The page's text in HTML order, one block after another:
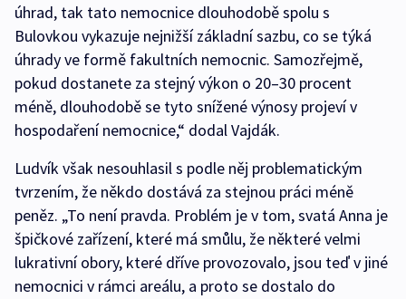
úhrad, tak tato nemocnice dlouhodobě spolu s
Bulovkou vykazuje nejnižší základní sazbu, co se týká
úhrady ve formě fakultních nemocnic. Samozřejmě,
pokud dostanete za stejný výkon o 20–⁠30 procent
méně, dlouhodobě se tyto snížené výnosy projeví v
hospodaření nemocnice,“ dodal Vajdák.
Ludvík však nesouhlasil s podle něj problematickým
tvrzením, že někdo dostává za stejnou práci méně
peněz. „To není pravda. Problém je v tom, svatá Anna je
špičkové zařízení, které má smůlu, že některé velmi
lukrativní obory, které dříve provozovalo, jsou teď v jiné
nemocnici v rámci areálu, a proto se dostalo do